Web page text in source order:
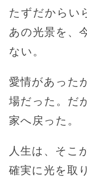
たずだからい
あの光景を、
ない。
愛情があった
場だった。だ
家へ戻った。
人生は、そこ
確実に光を取